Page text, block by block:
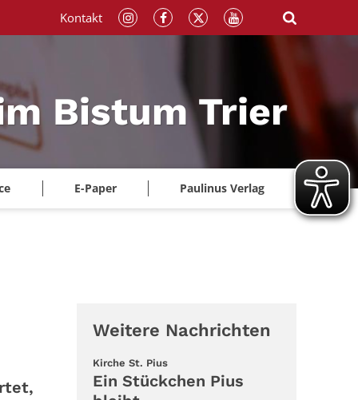
Bistum Trier
E-Paper Paulinus Verlag
Kontakt
Weitere Nachrichten
Kirche St. Pius:
Ein Stückchen Pius